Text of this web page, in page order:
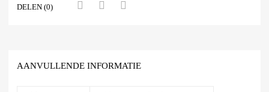
DELEN (0)
AANVULLENDE INFORMATIE